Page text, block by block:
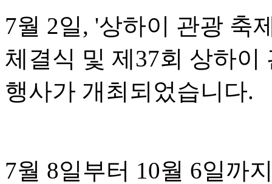
7월 2일, '상하이 관광 축
체결식 및 제37회 상하
행사가 개최되었습니다.
7월 8일부터 10월 6일까